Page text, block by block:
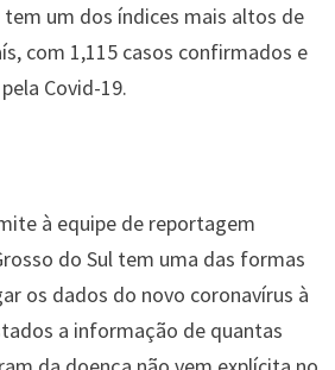
um dos índices mais altos de
com 1,115 casos confirmados e
Covid-19.
à equipe de reportagem
do Sul tem uma das formas
os dados do novo coronavírus à
a informação de quantas